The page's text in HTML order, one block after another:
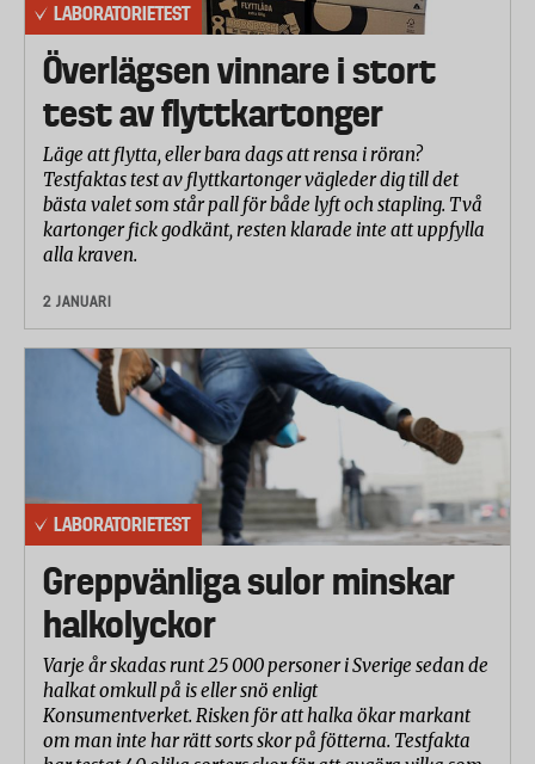
LABORATORIETEST
Överlägsen vinnare i stort
test av flyttkartonger
Läge att flytta, eller bara dags att rensa i röran?
Testfaktas test av flyttkartonger vägleder dig till det
bästa valet som står pall för både lyft och stapling. Två
kartonger fick godkänt, resten klarade inte att uppfylla
alla kraven.
2 JANUARI
LABORATORIETEST
Greppvänliga sulor minskar
halkolyckor
Varje år skadas runt 25 000 personer i Sverige sedan de
halkat omkull på is eller snö enligt
Konsumentverket. Risken för att halka ökar markant
om man inte har rätt sorts skor på fötterna. Testfakta